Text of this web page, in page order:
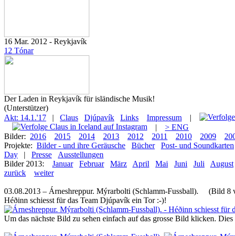
16 Mar. 2012 - Reykjavík
12 Tónar
Der Laden in Reykjavík für isländische Musik!
(Unterstützer)
Akt: 14.1.'17
| Claus Djúpavík Links Impressum
|
|
> ENG
Bilder: 2016 2015 2014 2013 2012 2011 2010 2009
Projekte: Bilder - und ihre Geräusche Bücher Post- und Soundkarten
Day
| Presse
Ausstellungen
Bilder 2013:
Januar Februar März April Mai Juni Juli August
zurück
weiter
03.08.2013 – Árneshreppur. Mýrarbolti (Schlamm-Fussball). (Bild 8
Héðinn schiesst für das Team Djúpavík ein Tor :-)!
Um das nächste Bild zu sehen einfach auf das grosse Bild klicken.